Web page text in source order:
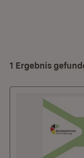
1 Ergebnis